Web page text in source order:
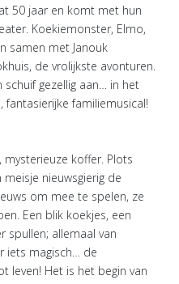
50 jaar en komt met hun
Koekiemonster, Elmo,
samen met Janouk
de vrolijkste avonturen.
gezellig aan… in het
familiemusical!
koffer. Plots
nieuwsgierig de
om mee te spelen, ze
Een blik koekjes, een
spullen; allemaal van
iets magisch… de
leven! Het is het begin van